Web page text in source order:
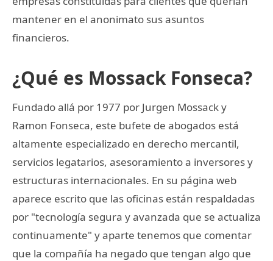
mantener en el anonimato sus asuntos
financieros.
¿Qué es Mossack Fonseca?
Fundado allá por 1977 por Jurgen Mossack y
Ramon Fonseca, este bufete de abogados está
altamente especializado en derecho mercantil,
servicios legatarios, asesoramiento a inversores y
estructuras internacionales. En su página web
aparece escrito que las oficinas están respaldadas
por "tecnología segura y avanzada que se actualiza
continuamente" y aparte tenemos que comentar
que la compañía ha negado que tengan algo que